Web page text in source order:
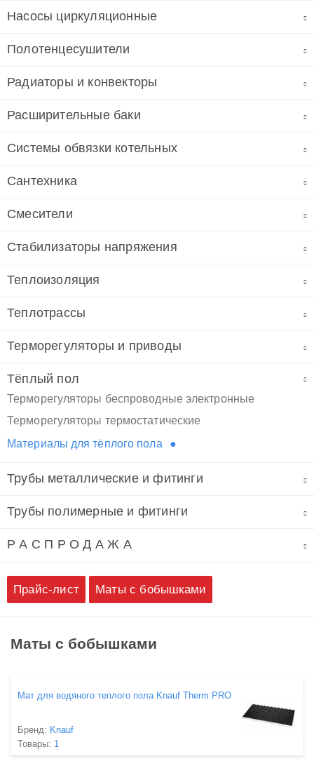
Прайс-лист Маты с бобышками
Насосы циркуляционные
Полотенцесушители
Радиаторы и конвекторы
Расширительные баки
Системы обвязки котельных
Сантехника
Смесители
Стабилизаторы напряжения
Теплоизоляция
Теплотрассы
Терморегуляторы и приводы
Тёплый пол
Терморегуляторы беспроводные электронные
Терморегуляторы термостатические
Материалы для тёплого пола
Трубы металлические и фитинги
Трубы полимерные и фитинги
Р А С П Р О Д А Ж А
Маты с бобышками
Мат для водяного теплого пола Knauf Therm PRO
Бренд: Knauf
Товары: 1